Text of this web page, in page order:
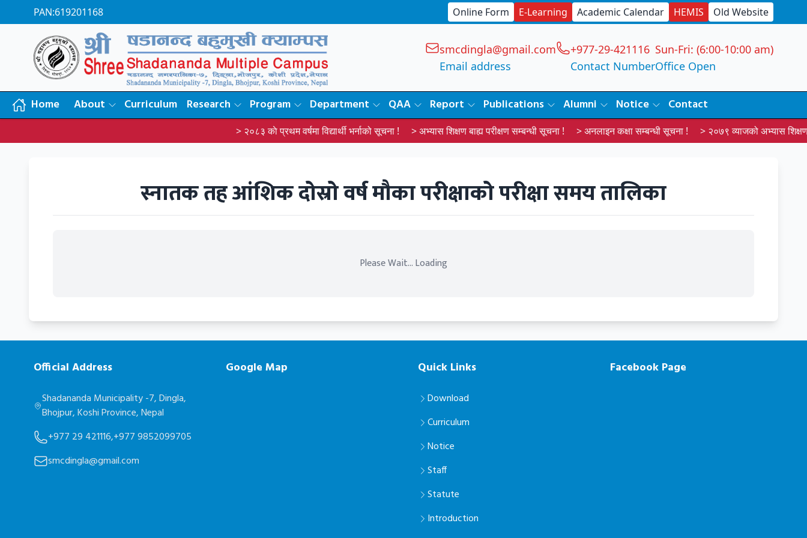
PAN:619201168 Online Form E-Learning Academic Calendar HEMIS Old Website
smcdingla@gmail.com
Email address
+977-29-421116
Contact Number
Sun-Fri: (6:00-10:00 am)
Office Open
Home About Curriculum Research Program Department QAA Report Publications Alumni Notice Contact
> २०८३ काे प्रथम वर्षमा विद्यार्थी भर्नाको सूचना !> अभ्यास शिक्षण बाह्य परीक्षण सम्बन्धी सूचना !> अनलाइन कक्षा सम्बन्धी सूचना !> २०७९ व्याजको अभ्यास शिक्षण
स्नातक तह आंशिक दोस्रो वर्ष मौका परीक्षाको परीक्षा समय तालिका
Please Wait... Loading
Official Address
Shadananda Municipality -7, Dingla,
Bhojpur, Koshi Province, Nepal
+977 29 421116,+977 9852099705
smcdingla@gmail.com
Google Map Quick Links
Download
Curriculum
Notice
Staff
Statute
Introduction
Facebook Page